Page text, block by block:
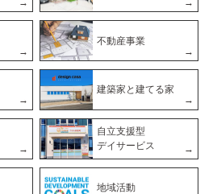
不動産事業
建築家と建てる家
自立支援型
デイサービス
地域活動